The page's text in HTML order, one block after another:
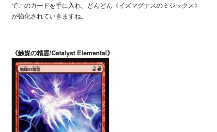
でこのカードを手に入れ、どんどん《イズマグナスのミジックス》
が強化されていきますね。
《触媒の精霊/Catalyst Elemental》